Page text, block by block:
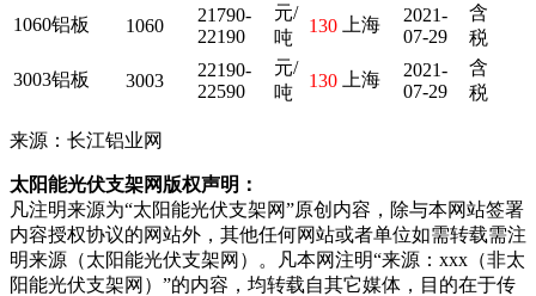
1060铝板 1060
21790-
22190
元/
吨
130 上海
2021-
07-29
含
税
3003铝板 3003
22190-
22590
元/
吨
130 上海
2021-
07-29
含
税
来源：长江铝业网
太阳能光伏支架网版权声明：
凡注明来源为“太阳能光伏支架网”原创内容，除与本网站签署
内容授权协议的网站外，其他任何网站或者单位如需转载需注
明来源（太阳能光伏支架网）。凡本网注明“来源：xxx（非太
阳能光伏支架网）”的内容，均转载自其它媒体，目的在于传